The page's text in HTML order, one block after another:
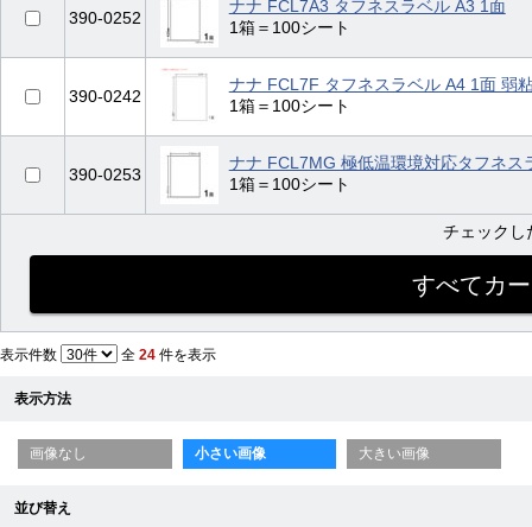
390-0252
ナナ FCL7A3 タフネスラベル A3 1面
1箱＝100シート
390-0242
ナナ FCL7F タフネスラベル A4 1面 弱
1箱＝100シート
390-0253
ナナ FCL7MG 極低温環境対応タフネス
1箱＝100シート
チェック
表示件数 全 24 件を表示
表示方法
画像なし 小さい画像 大きい画像
並び替え